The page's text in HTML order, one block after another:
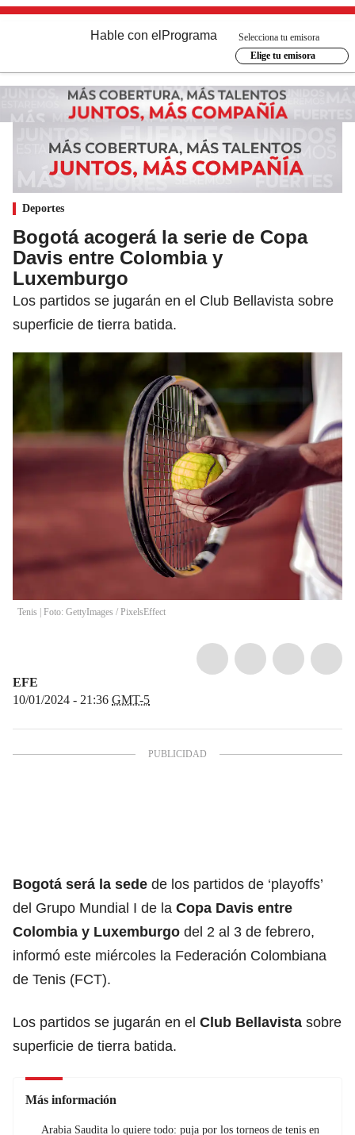
Hable con el Programa
Selecciona tu emisora
Elige tu emisora
Deportes
Bogotá acogerá la serie de Copa
Davis entre Colombia y
Luxemburgo
Los partidos se jugarán en el Club Bellavista sobre
superficie de tierra batida.
Tenis | Foto: GettyImages / PixelsEffect
EFE
10/01/2024 - 21:36 GMT-5
Bogotá será la sede de los partidos de ‘playoffs’
del Grupo Mundial I de la Copa Davis entre
Colombia y Luxemburgo del 2 al 3 de febrero,
informó este miércoles la Federación Colombiana
de Tenis (FCT).
Los partidos se jugarán en el Club Bellavista sobre
superficie de tierra batida.
Más información
Arabia Saudita lo quiere todo: puja por los torneos de tenis en